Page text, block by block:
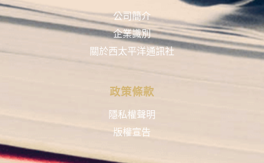
公司簡介
企業識別
關於西太平洋通訊社
政策條款
隱私權聲明
版權宣告